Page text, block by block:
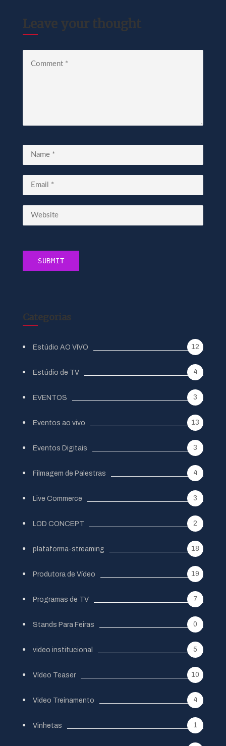
Leave your thought
Categorias
Estúdio AO VIVO 12
Estúdio de TV 4
EVENTOS 3
Eventos ao vivo 13
Eventos Digitais 3
Filmagem de Palestras 4
Live Commerce 3
LOD CONCEPT 2
plataforma-streaming 18
Produtora de Vídeo 19
Programas de TV 7
Stands Para Feiras 0
video institucional 5
Vídeo Teaser 10
Video Treinamento 4
Vinhetas 1